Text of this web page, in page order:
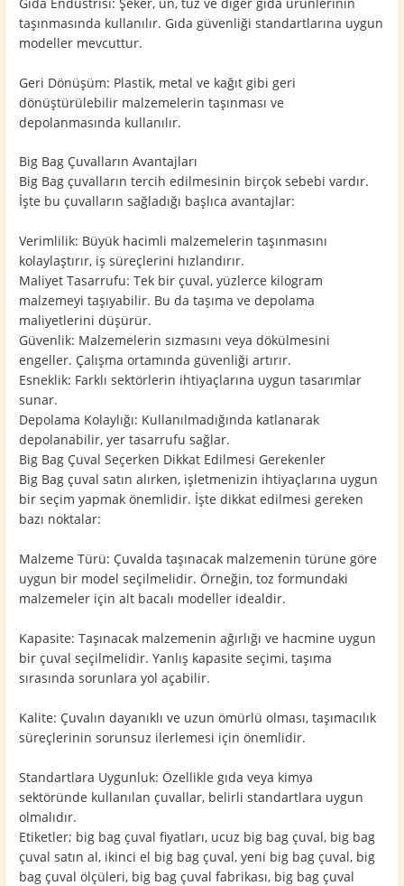
taşınmasında kullanılır. Gıda güvenliği standartlarına uygun
modeller mevcuttur.
Geri Dönüşüm: Plastik, metal ve kağıt gibi geri
dönüştürülebilir malzemelerin taşınması ve
depolanmasında kullanılır.
Big Bag Çuvalların Avantajları
Big Bag çuvalların tercih edilmesinin birçok sebebi vardır.
İşte bu çuvalların sağladığı başlıca avantajlar:
Verimlilik: Büyük hacimli malzemelerin taşınmasını
kolaylaştırır, iş süreçlerini hızlandırır.
Maliyet Tasarrufu: Tek bir çuval, yüzlerce kilogram
malzemeyi taşıyabilir. Bu da taşıma ve depolama
maliyetlerini düşürür.
Güvenlik: Malzemelerin sızmasını veya dökülmesini
engeller. Çalışma ortamında güvenliği artırır.
Esneklik: Farklı sektörlerin ihtiyaçlarına uygun tasarımlar
sunar.
Depolama Kolaylığı: Kullanılmadığında katlanarak
depolanabilir, yer tasarrufu sağlar.
Big Bag Çuval Seçerken Dikkat Edilmesi Gerekenler
Big Bag çuval satın alırken, işletmenizin ihtiyaçlarına uygun
bir seçim yapmak önemlidir. İşte dikkat edilmesi gereken
bazı noktalar:
Malzeme Türü: Çuvalda taşınacak malzemenin türüne göre
uygun bir model seçilmelidir. Örneğin, toz formundaki
malzemeler için alt bacalı modeller idealdir.
Kapasite: Taşınacak malzemenin ağırlığı ve hacmine uygun
bir çuval seçilmelidir. Yanlış kapasite seçimi, taşıma
sırasında sorunlara yol açabilir.
Kalite: Çuvalın dayanıklı ve uzun ömürlü olması, taşımacılık
süreçlerinin sorunsuz ilerlemesi için önemlidir.
Standartlara Uygunluk: Özellikle gıda veya kimya
sektöründe kullanılan çuvallar, belirli standartlara uygun
olmalıdır.
Etiketler; big bag çuval fiyatları, ucuz big bag çuval, big bag
çuval satın al, ikinci el big bag çuval, yeni big bag çuval, big
bag çuval ölçüleri, big bag çuval fabrikası, big bag çuval